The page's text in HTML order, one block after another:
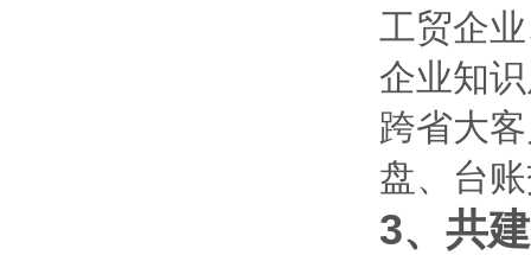
工贸企
企业知
跨省大
盘、台
3、共